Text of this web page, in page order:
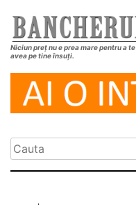
Niciun preț nu e prea mare pentru a te
avea pe tine însuți.